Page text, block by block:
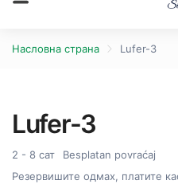
Насловна страна Lufer-3
Lufer-3
2 - 8 сат
Besplatan povraćaj
Резервишите одмах, платите